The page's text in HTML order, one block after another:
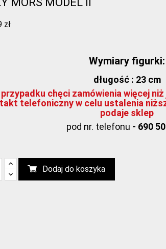
zł
Wymiary figurki:
długość : 23 cm
przypadku chęci zamówienia więcej
telefoniczny w celu ustalenia
podaje sklep
pod nr. telefonu - 690
Dodaj do koszyka